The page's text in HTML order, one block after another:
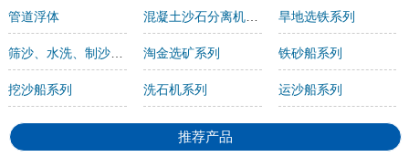
管道浮体 混凝土沙石分离机系列 旱地选铁系列
筛沙、水洗、制沙机系列 淘金选矿系列 铁砂船系列
挖沙船系列 洗石机系列 运沙船系列
推荐产品